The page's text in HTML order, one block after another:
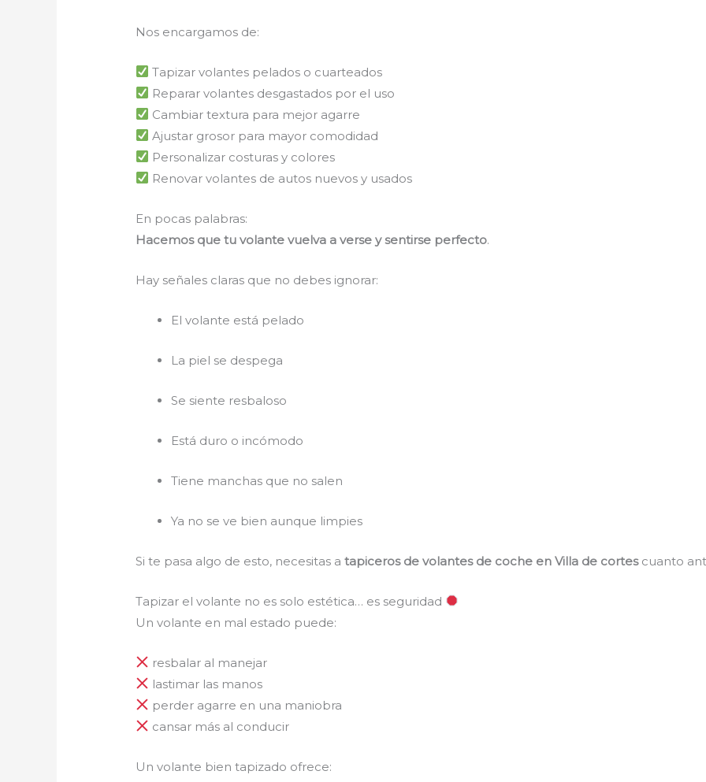
Nos encargamos de:
Tapizar volantes pelados o cuarteados
Reparar volantes desgastados por el uso
Cambiar textura para mejor agarre
Ajustar grosor para mayor comodidad
Personalizar costuras y colores
Renovar volantes de autos nuevos y usados
En pocas palabras:
Hacemos que tu volante vuelva a verse y sentirse perfecto.
Hay señales claras que no debes ignorar:
El volante está pelado
La piel se despega
Se siente resbaloso
Está duro o incómodo
Tiene manchas que no salen
Ya no se ve bien aunque limpies
Si te pasa algo de esto, necesitas atapiceros de volantes de coche en Villa de cortes cuanto
Tapizar el volante no es solo estética… es seguridad
Un volante en mal estado puede:
resbalar al manejar
lastimar las manos
perder agarre en una maniobra
cansar más al conducir
Un volante bien tapizado ofrece: